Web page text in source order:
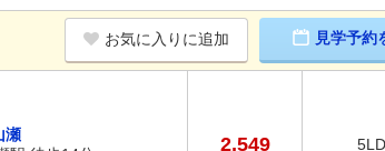
お気に入りに追加 見学予約
瀬
2,549